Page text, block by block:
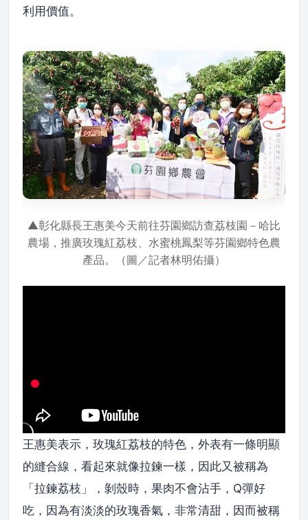
利用價值。
▲彰化縣長王惠美今天前往芬園鄉訪查荔枝園－哈比
農場，推廣玫瑰紅荔枝、水蜜桃鳳梨等芬園鄉特色農
產品。（圖／記者林明佑攝）
王惠美表示，玫瑰紅荔枝的特色，外表有一條明顯
的縫合線，看起來就像拉鍊一樣，因此又被稱為
「拉鍊荔枝」，剝殼時，果肉不會沾手，Q彈好
吃，因為有淡淡的玫瑰香氣，非常清甜，因而被稱